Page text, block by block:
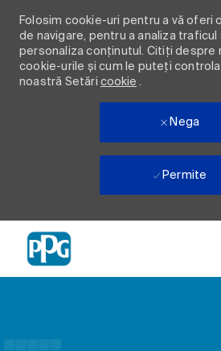
Folosim cookie-uri pentru a vă oferi
de navigare, pentru a analiza
personaliza conținutul. Citiți despre
cookie-urile și cum le puteți
noastră Setări cookie .
Nega
Permite